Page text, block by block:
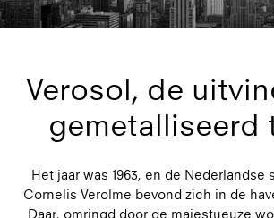
Verosol, de
gemetalliseerd
Het jaar was 1963, en de Nederlandse
Cornelis Verolme bevond zich in de
Daar, omringd door de majestueuze